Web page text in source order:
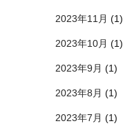
2023年11月 (1)
2023年10月 (1)
2023年9月 (1)
2023年8月 (1)
2023年7月 (1)